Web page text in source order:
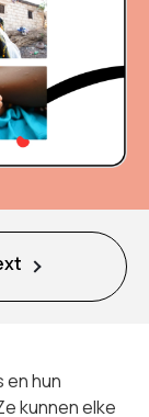
en hun
kunnen elke